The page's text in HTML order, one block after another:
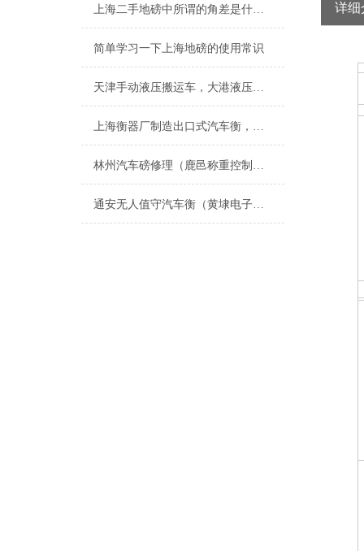
上海二手地磅中所谓的角差是什么呢
简单学习一下上海地磅的使用常识
天津手动液压搬运车，大港液压搬运秤，叉车秤
上海衡器厂制造出口式汽车衡，浙江出口式地磅，江苏出口式电子地磅厂家
林州汽车磅修理（鹿邑称重控制模块（焦作称重模块安装）沈丘称重模块维修
通安无人值守汽车衡（黄埭电子秤）太平便携式汽车衡）光福汽车衡维修
详细